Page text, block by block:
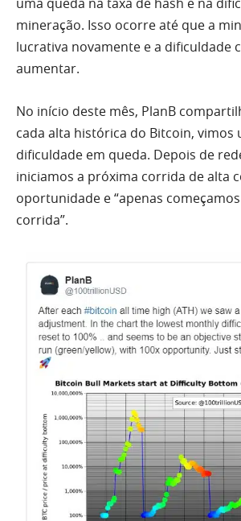
mineração. Isso ocorre até que a
lucrativa novamente e a dificuldade
aumentar.
No início deste mês, PlanB
cada alta histórica do Bitcoin, vimos
dificuldade em queda. Depois de
iniciamos a próxima corrida de alta
oportunidade e “apenas
corrida”.